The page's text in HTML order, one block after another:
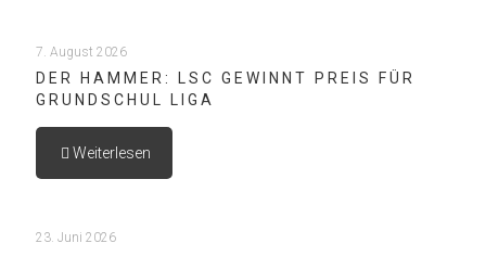
7. August 2026
DER HAMMER: LSC GEWINNT PREIS FÜR
GRUNDSCHUL LIGA
Weiterlesen
23. Juni 2026